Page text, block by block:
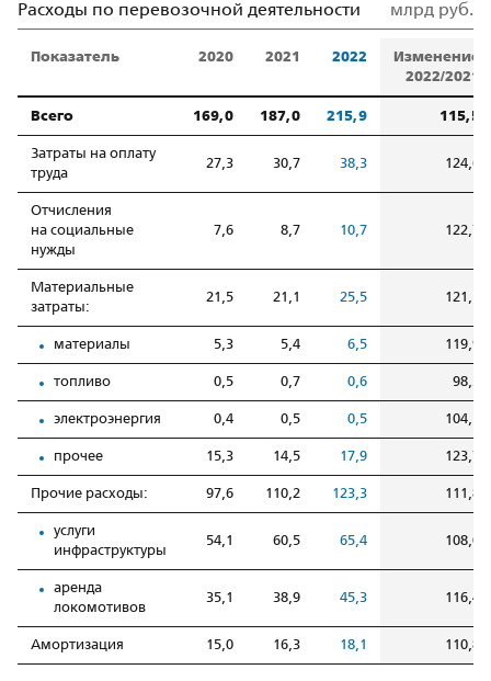
Расходы по перевозочной деятельности млрд руб.
Показатель 2020 2021 2022
Изменение
2022/2021
Всего 169,0 187,0 215,9 115,5
Затраты на оплату
труда
27,3 30,7 38,3 124,6
Отчисления
на социальные
нужды
7,6 8,7 10,7 122,7
Материальные
затраты:
21,5 21,1 25,5 121,5
материалы 5,3 5,4 6,5 119,9
топливо 0,5 0,7 0,6 98,3
электроэнергия 0,4 0,5 0,5 104,5
прочее 15,3 14,5 17,9 123,7
Прочие расходы: 97,6 110,2 123,3 111,8
услуги
инфраструктуры
54,1 60,5 65,4 108,0
аренда
локомотивов
35,1 38,9 45,3 116,4
Амортизация 15,0 16,3 18,1 110,8